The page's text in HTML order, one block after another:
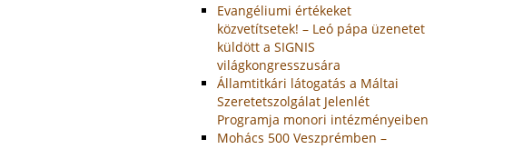
Evangéliumi értékeket
közvetítsetek! – Leó pápa üzenetet
küldött a SIGNIS
világkongresszusára
Államtitkári látogatás a Máltai
Szeretetszolgálat Jelenlét
Programja monori intézményeiben
Mohács 500 Veszprémben –